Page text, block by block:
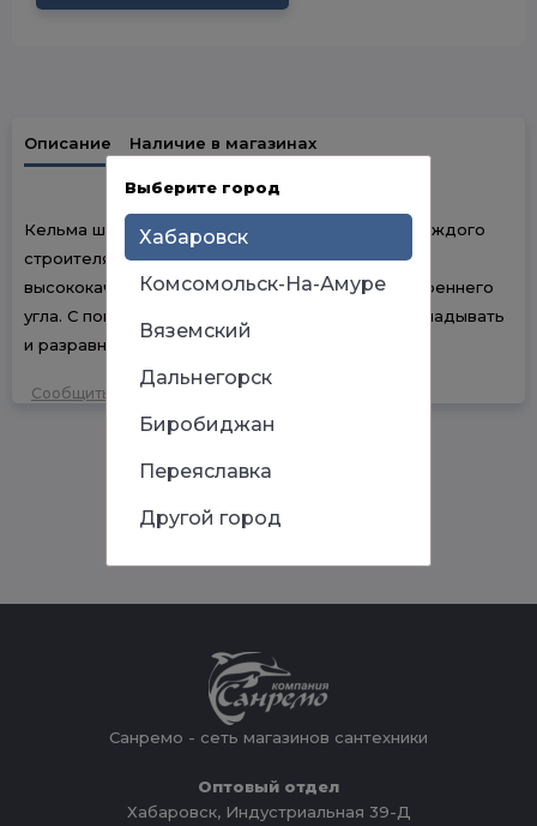
Описание Наличие в магазинах
Кельма штукатура — отличный помощник для каждого
строителя. Данная модель выполнена из
высококачественной стали и имеет форму внутреннего
угла. С помощью такого инструмента удобно укладывать
и разравнивать раствор.
Сообщить об ошибке
Санремо - сеть магазинов сантехники
Оптовый отдел
Хабаровск, Индустриальная 39-Д
Выберите город
Хабаровск
Комсомольск-На-Амуре
Вяземский
Дальнегорск
Биробиджан
Переяславка
Другой город